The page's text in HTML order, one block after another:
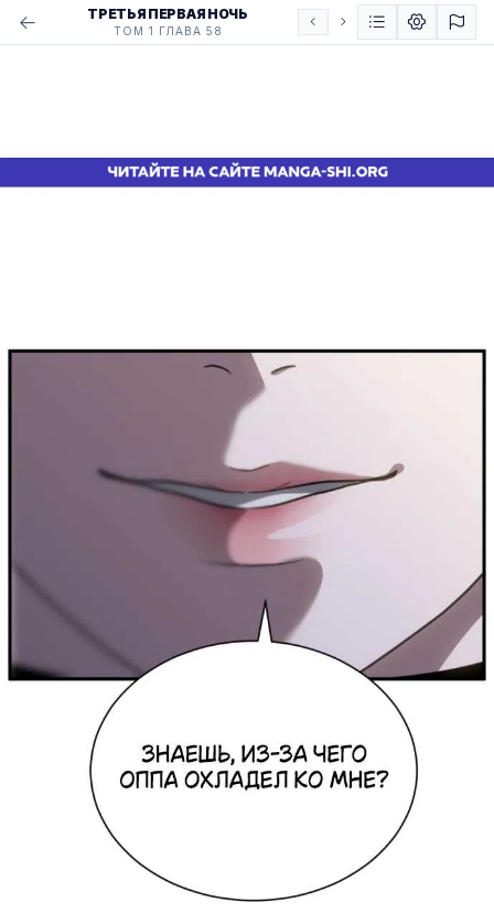
ТРЕТЬЯ ПЕРВАЯ НОЧЬ
ТОМ 1 ГЛАВА 58